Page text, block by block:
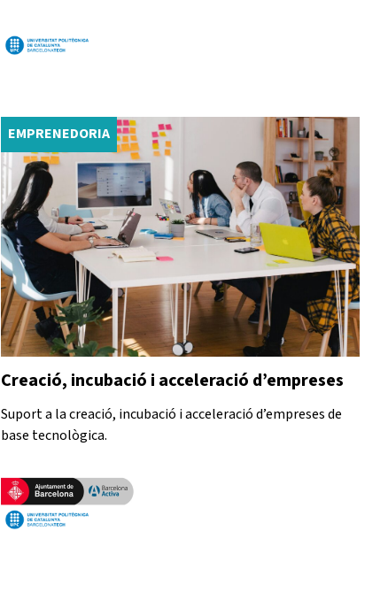
EMPRENEDORIA
Creació, incubació i acceleració d’empreses
Suport a la creació, incubació i acceleració d’empreses de
base tecnològica.